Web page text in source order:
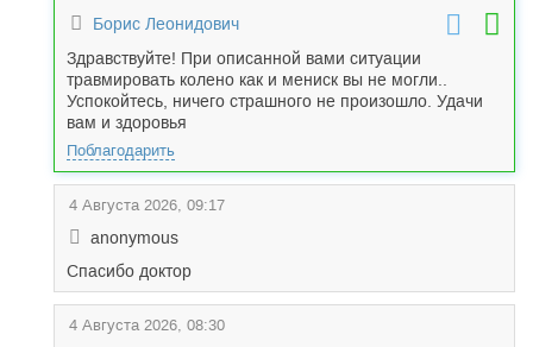
Борис Леонидович
Здравствуйте! При описанной вами ситуации
травмировать колено как и мениск вы не могли..
Успокойтесь, ничего страшного не произошло. Удачи
вам и здоровья
Поблагодарить
4 Августа 2026, 09:17
anonymous
Спасибо доктор
4 Августа 2026, 08:30